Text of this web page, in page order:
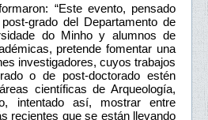
“Este evento, pensado
grado del Departamento de
do Minho y alumnos de
pretende fomentar una
investigadores, cuyos trabajos
o de post-doctorado estén
científicas de Arqueología,
intentado así, mostrar entre
recientes que se están llevando